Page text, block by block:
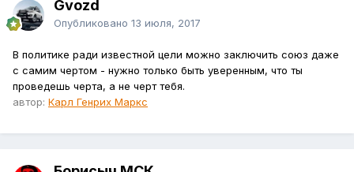
Gvozd
Опубликовано 13 июля, 2017
В политике ради известной цели можно заключить союз даже
с самим чертом - нужно только быть уверенным, что ты
проведешь черта, а не черт тебя.
автор: Карл Генрих Маркс